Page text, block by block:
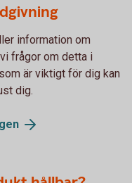
information om
frågor om detta i
är viktigt för dig kan
dig.